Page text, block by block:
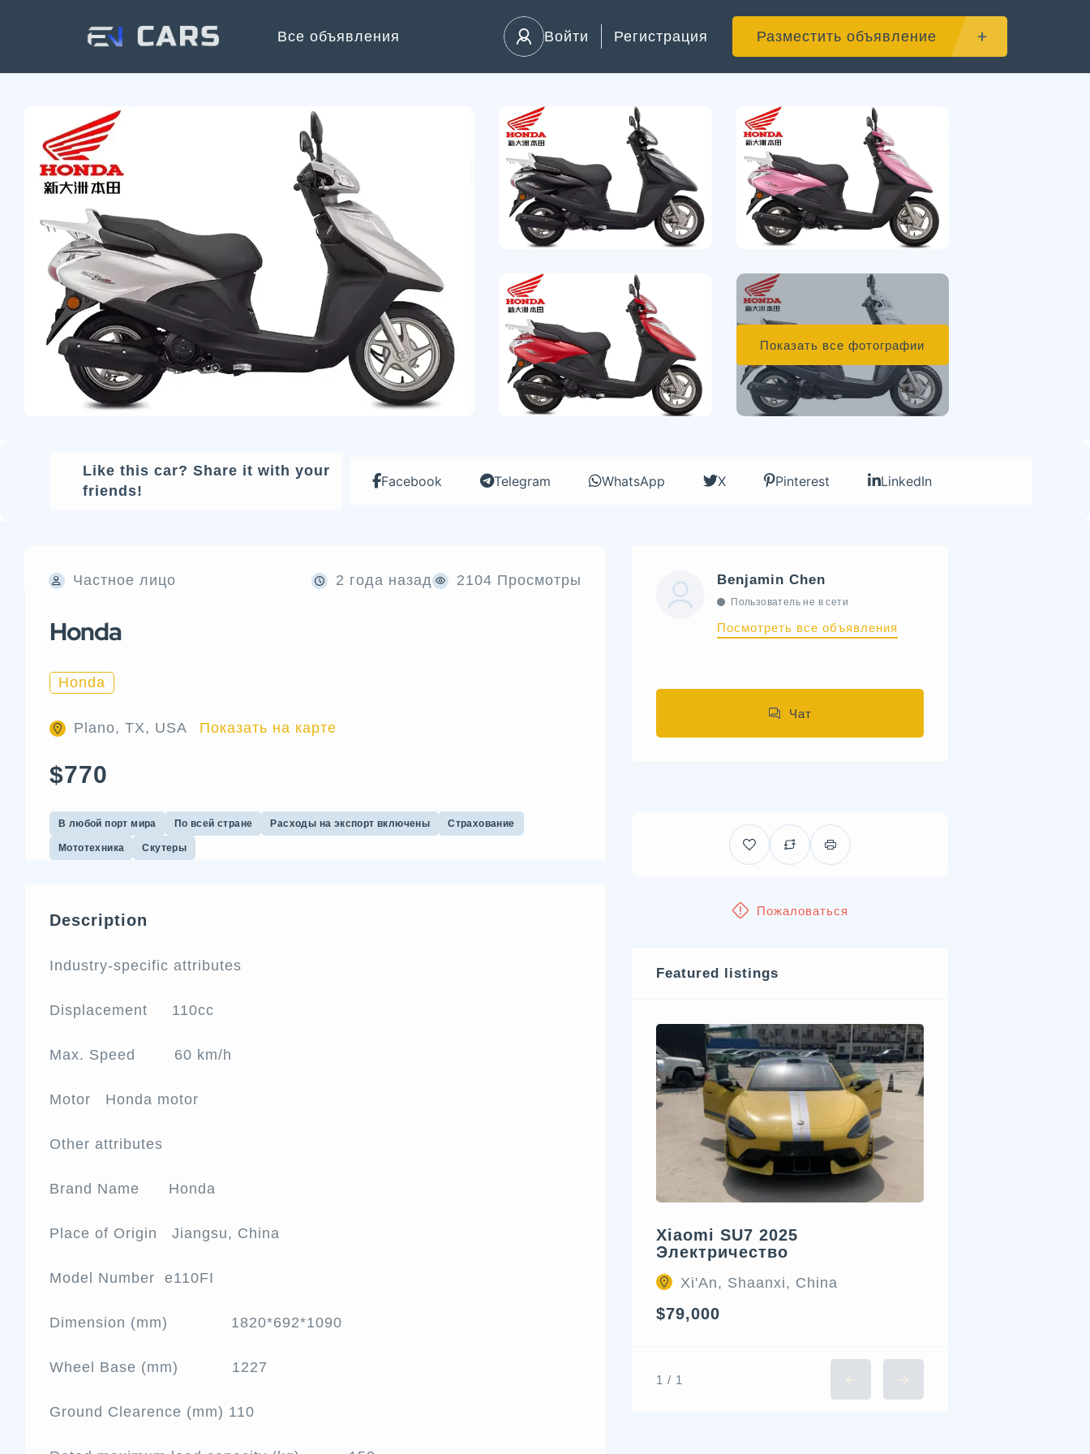
Все объявления Войти Регистрация Разместить объявление
Показать все фотографии
Like this car? Share it with your
friends!
Facebook Telegram WhatsApp X Pinterest LinkedIn
Частное лицо 2 года назад 2104 Просмотры
Honda
Honda
Plano, TX, USA Показать на карте
$770
В любой порт мира По всей стране Расходы на экспорт включены Страхование
Мототехника Скутеры
Description
Industry-specific attributes
Displacement 110cc
Max. Speed 60 km/h
Motor Honda motor
Other attributes
Brand Name Honda
Place of Origin Jiangsu, China
Model Number e110FI
Dimension (mm) 1820*692*1090
Wheel Base (mm) 1227
Ground Clearence (mm) 110
Benjamin Chen
Пользователь не в сети
Посмотреть все объявления
Чат
Пожаловаться
Featured listings
Xiaomi SU7 2025
Электричество
Xi'An, Shaanxi, China
$79,000
1 / 1